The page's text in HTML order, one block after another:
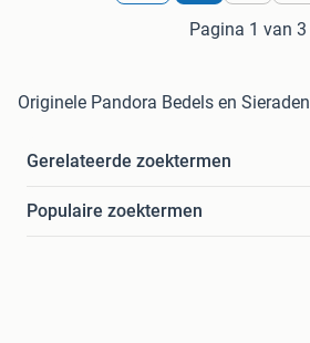
Pagina 1 van 3
Originele Pandora Bedels en Sieraden
Gerelateerde zoektermen
Populaire zoektermen